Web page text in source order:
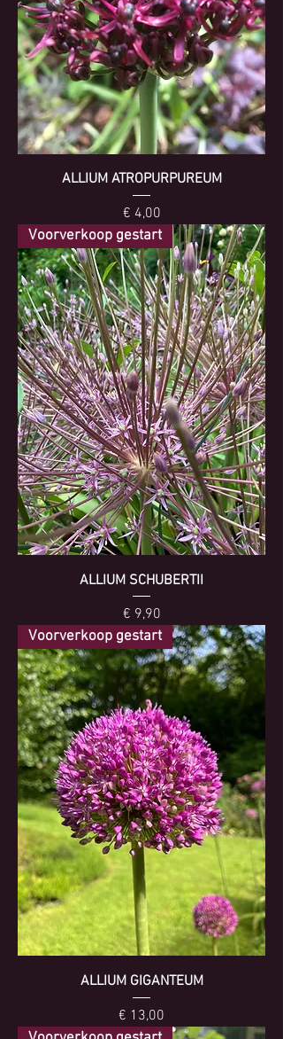
ALLIUM ATROPURPUREUM
Prijs
€ 4,00
Voorverkoop gestart
ALLIUM SCHUBERTII
Prijs
€ 9,90
Voorverkoop gestart
ALLIUM GIGANTEUM
Prijs
€ 13,00